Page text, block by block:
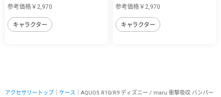
参考価格￥2,970
キャラクター
参考価格￥2,970
キャラクター
アクセサリートップ ケース ｜AQUOS R10/R9 ディズニー / maru 衝撃吸収 バンパー